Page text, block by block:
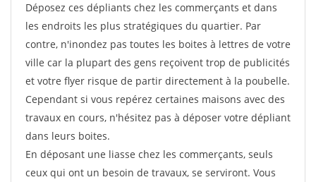
Déposez ces dépliants chez les commerçants et dans
les endroits les plus stratégiques du quartier. Par
contre, n'inondez pas toutes les boites à lettres de votre
ville car la plupart des gens reçoivent trop de publicités
et votre flyer risque de partir directement à la poubelle.
Cependant si vous repérez certaines maisons avec des
travaux en cours, n'hésitez pas à déposer votre dépliant
dans leurs boites.
En déposant une liasse chez les commerçants, seuls
ceux qui ont un besoin de travaux, se serviront. Vous